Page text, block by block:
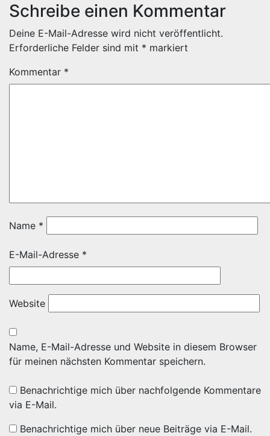
Schreibe einen Kommentar
Deine E-Mail-Adresse wird nicht veröffentlicht.
Erforderliche Felder sind mit * markiert
Kommentar *
Name *
E-Mail-Adresse *
Website
Name, E-Mail-Adresse und Website in diesem Browser
für meinen nächsten Kommentar speichern.
Benachrichtige mich über nachfolgende Kommentare
via E-Mail.
Benachrichtige mich über neue Beiträge via E-Mail.